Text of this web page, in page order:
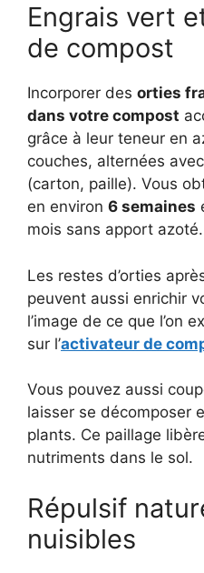
Engrais vert
de compost
Incorporer des orties
dans votre compost
grâce à leur teneur en
couches, alternées
(carton, paille). Vous
en environ 6 semaines
mois sans apport azoté.
Les restes d’orties
peuvent aussi enrichir
l’image de ce que l’on
sur l’activateur de
Vous pouvez aussi
laisser se décomposer
plants. Ce paillage
nutriments dans le sol.
Répulsif
nuisibles